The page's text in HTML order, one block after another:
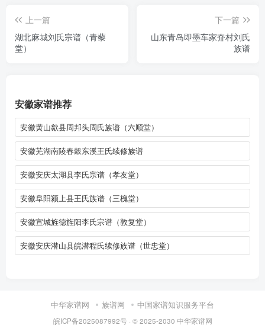
上一篇
湖北麻城刘氏宗谱（青藜
堂）
下一篇
山东青岛即墨车家夼村刘氏
族谱
安徽家谱推荐
安徽黄山歙县周邦头周氏族谱（六顺堂）
安徽芜湖南陵春穀东溪王氏续修族谱
安徽安庆太湖县李氏宗谱（孝友堂）
安徽阜阳颍上县王氏族谱（三槐堂）
安徽宣城旌德旌阳李氏宗谱（敦复堂）
安徽安庆潜山县皖潜程氏续修族谱（世忠堂）
中华家谱网 族谱网 中国家谱知识服务平台
皖ICP备2025087992号· © 2025-2030 中华家谱网